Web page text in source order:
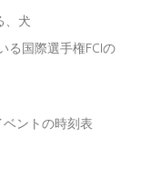
、犬
る国際選手権FCIの
ントの時刻表